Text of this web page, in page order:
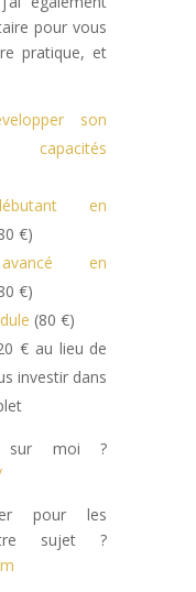
pour vous
pratique, et
son
en
€)
en
€)
(80 €)
€ au lieu de
investir dans
sur moi ?
pour les
sujet ?